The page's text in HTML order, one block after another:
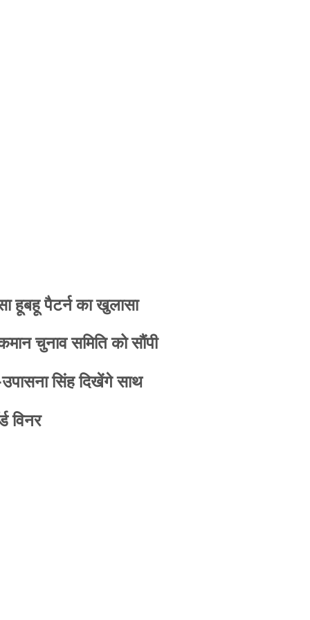
हूबहू पैटर्न का खुलासा
चुनाव समिति को सौंपी
उपासना सिंह दिखेंगे साथ
विनर